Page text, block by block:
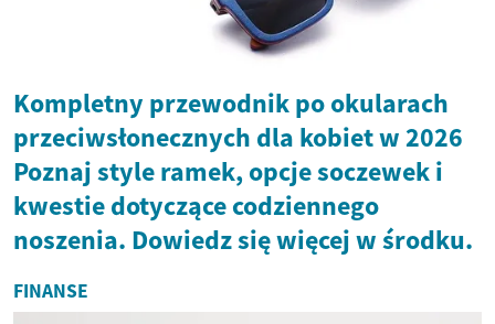
Kompletny przewodnik po okularach
przeciwsłonecznych dla kobiet w 2026
Poznaj style ramek, opcje soczewek i
kwestie dotyczące codziennego
noszenia. Dowiedz się więcej w środku.
FINANSE